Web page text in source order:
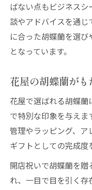
ばない点もビジネス
談やアドバイスを通
に合った胡蝶蘭を選
となっています。
花屋の胡蝶蘭が
花屋で選ばれる胡蝶
で特別な印象を与え
管理やラッピング、ア
ギフトとしての完成度
開店祝いで胡蝶蘭を
れ、一目で目を引く